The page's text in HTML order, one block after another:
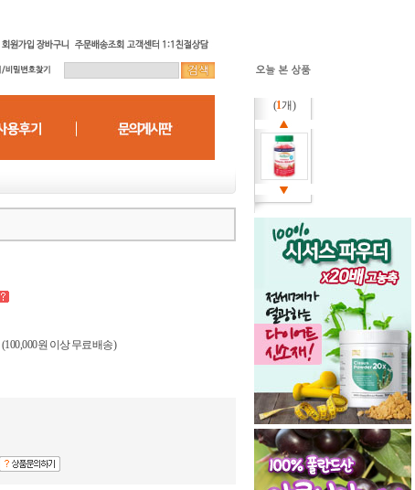
(100,000원 이상 무료배송)
(1개)